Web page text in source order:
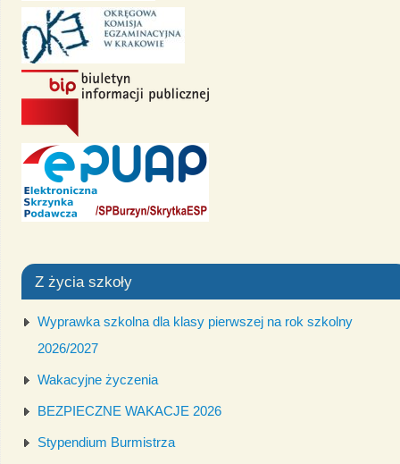
Z życia szkoły
Wyprawka szkolna dla klasy pierwszej na rok szkolny
2026/2027
Wakacyjne życzenia
BEZPIECZNE WAKACJE 2026
Stypendium Burmistrza